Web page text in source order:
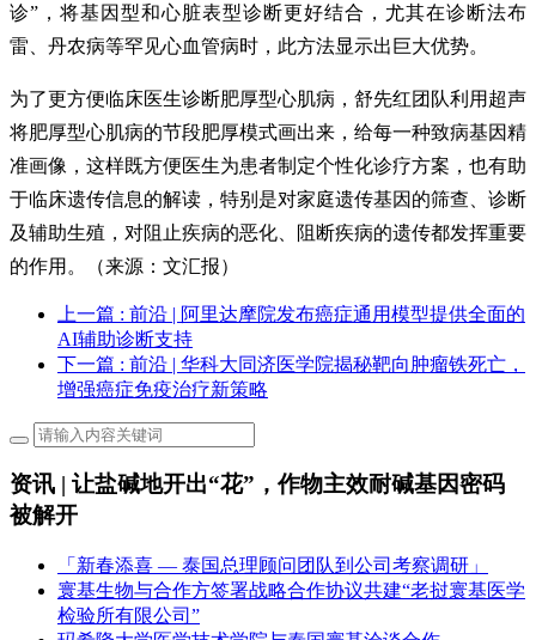
诊”，将基因型和心脏表型诊断更好结合，尤其在诊断法布
雷、丹农病等罕见心血管病时，此方法显示出巨大优势。
为了更方便临床医生诊断肥厚型心肌病，舒先红团队利用超声
将肥厚型心肌病的节段肥厚模式画出来，给每一种致病基因精
准画像，这样既方便医生为患者制定个性化诊疗方案，也有助
于临床遗传信息的解读，特别是对家庭遗传基因的筛查、诊断
及辅助生殖，对阻止疾病的恶化、阻断疾病的遗传都发挥重要
的作用。（来源：文汇报）
上一篇 : 前沿 | 阿里达摩院发布癌症通用模型提供全面的
AI辅助诊断支持
下一篇 : 前沿 | 华科大同济医学院揭秘靶向肿瘤铁死亡，
增强癌症免疫治疗新策略
资讯 | 让盐碱地开出“花”，作物主效耐碱基因密码
被解开
「新春添喜 — 泰国总理顾问团队到公司考察调研」
寰基生物与合作方签署战略合作协议共建“老挝寰基医学
检验所有限公司”